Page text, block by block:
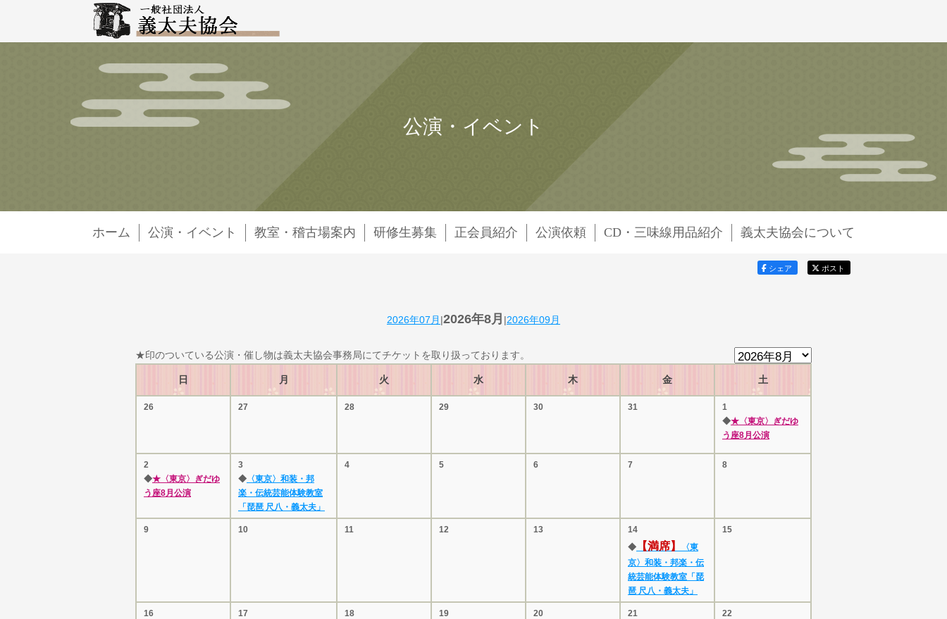
公演・イベント
ホーム 公演・イベント 教室・稽古場案内 研修生募集 正会員紹介 公演依頼 CD・三味線用品紹介 義太夫協会について
シェア ポスト
2026年07月 |2026年8月 |2026年09月
★印のついている公演・催し物は義太夫協会事務局にてチケットを取り扱っております。
日 月 火 水 木 金 土
26 27 28 29 30 31
1
◆★〈東京〉ぎだゆ
う座8月公演
2
◆★〈東京〉ぎだゆ
う座8月公演
3
◆ 〈東京〉和装・邦
楽・伝統芸能体験教室
「琵琶 尺八・義太夫」
4 5 6 7 8
9 10 11 12 13
14
◆
【満席】
〈東
京〉和装・邦楽・伝
統芸能体験教室「琵
琶 尺八・義太夫」
15
16 17 18 19
20
21
22